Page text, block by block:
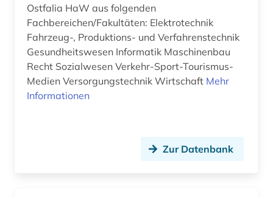
zeitschrift (3)
zeitung (1)
zeitzeuge (1)
Ostfalia HaW aus folgenden
Fachbereichen/Fakultäten: Elektrotechnik
Fahrzeug-, Produktions- und Verfahrenstechnik
Gesundheitswesen Informatik Maschinenbau
Recht Sozialwesen Verkehr-Sport-Tourismus-
Medien Versorgungstechnik Wirtschaft Mehr
Informationen
Zur Datenbank